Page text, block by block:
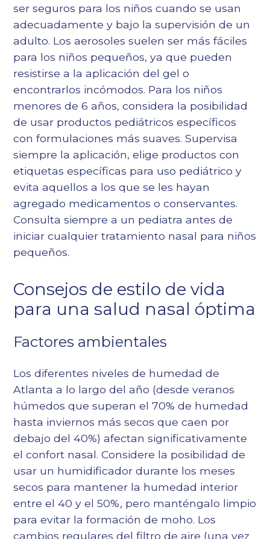
ser seguros para los niños cuando se usan
adecuadamente y bajo la supervisión de un
adulto. Los aerosoles suelen ser más fáciles
para los niños pequeños, ya que pueden
resistirse a la aplicación del gel o
encontrarlos incómodos. Para los niños
menores de 6 años, considera la posibilidad
de usar productos pediátricos específicos
con formulaciones más suaves. Supervisa
siempre la aplicación, elige productos con
etiquetas específicas para uso pediátrico y
evita aquellos a los que se les hayan
agregado medicamentos o conservantes.
Consulta siempre a un pediatra antes de
iniciar cualquier tratamiento nasal para niños
pequeños.
Consejos de estilo de vida
para una salud nasal óptima
Factores ambientales
Los diferentes niveles de humedad de
Atlanta a lo largo del año (desde veranos
húmedos que superan el 70% de humedad
hasta inviernos más secos que caen por
debajo del 40%) afectan significativamente
el confort nasal. Considere la posibilidad de
usar un humidificador durante los meses
secos para mantener la humedad interior
entre el 40 y el 50%, pero manténgalo limpio
para evitar la formación de moho. Los
cambios regulares del filtro de aire (una vez